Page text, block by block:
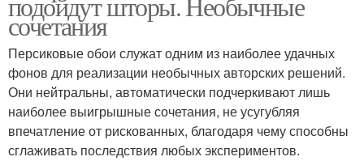
сочетания
Персиковые обои служат одним из наиболее удачных
фонов для реализации необычных авторских решений.
Они нейтральны, автоматически подчеркивают лишь
наиболее выигрышные сочетания, не усугубляя
впечатление от рискованных, благодаря чему способны
сглаживать последствия любых экспериментов.